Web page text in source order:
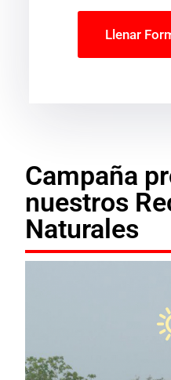
Llenar
Campaña
nuestros
Naturales